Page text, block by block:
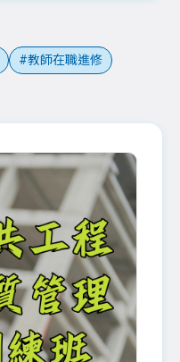
教師在職進修